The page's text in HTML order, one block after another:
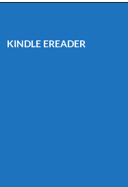
KINDLE EREADER